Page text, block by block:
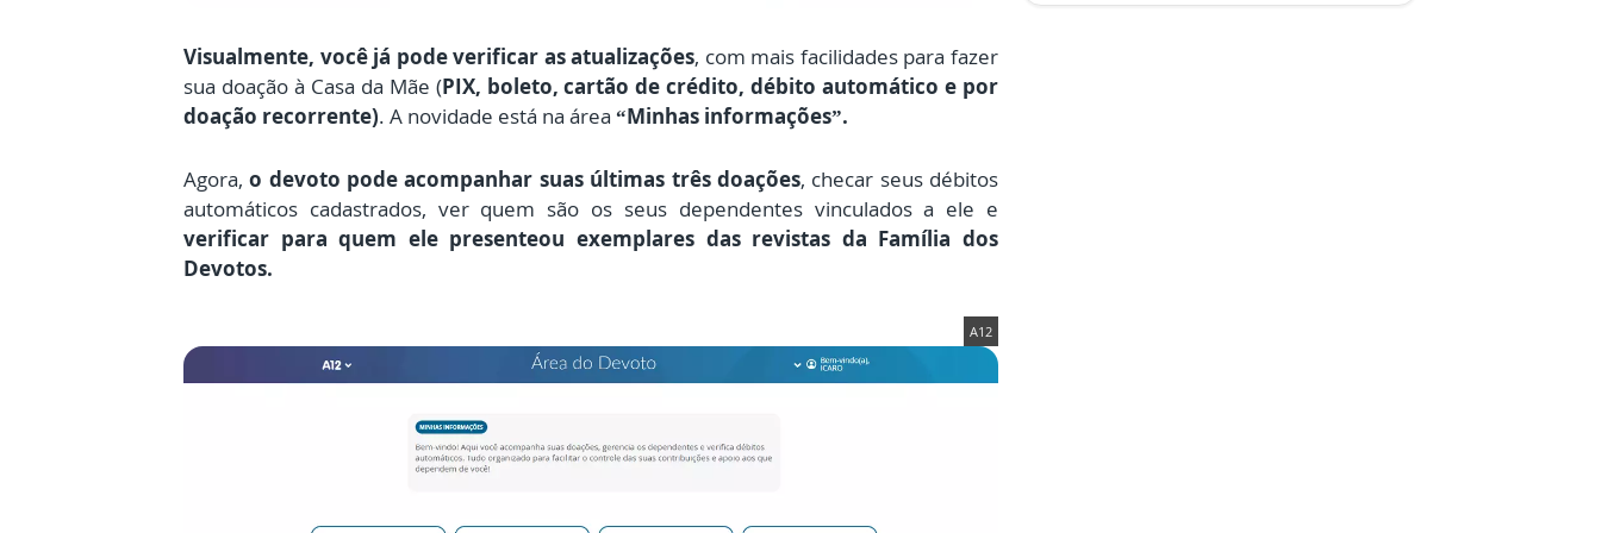
Visualmente, você já pode verificar as atualizações, com mais facilidades para fazer
sua doação à Casa da Mãe (PIX, boleto, cartão de crédito, débito automático e por
doação recorrente). A novidade está na área “Minhas informações”.
Agora,o devoto pode acompanhar suas últimas três doações, checar seus débitos
automáticos cadastrados, ver quem são os seus dependentes vinculados a ele e
verificar para quem ele presenteou exemplares das revistas da Família dos
Devotos.
A12